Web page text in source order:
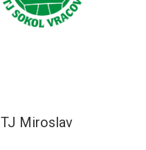
TJ Miroslav